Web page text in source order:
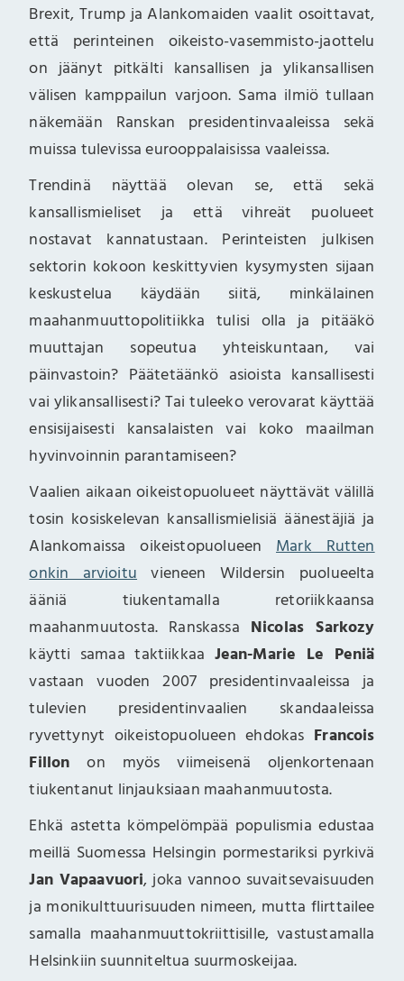
Brexit, Trump ja Alankomaiden vaalit osoittavat,
että perinteinen oikeisto-vasemmisto-jaottelu
on jäänyt pitkälti kansallisen ja ylikansallisen
välisen kamppailun varjoon. Sama ilmiö tullaan
näkemään Ranskan presidentinvaaleissa sekä
muissa tulevissa eurooppalaisissa vaaleissa.
Trendinä näyttää olevan se, että sekä
kansallismieliset ja että vihreät puolueet
nostavat kannatustaan. Perinteisten julkisen
sektorin kokoon keskittyvien kysymysten sijaan
keskustelua käydään siitä, minkälainen
maahanmuuttopolitiikka tulisi olla ja pitääkö
muuttajan sopeutua yhteiskuntaan, vai
päinvastoin? Päätetäänkö asioista kansallisesti
vai ylikansallisesti? Tai tuleeko verovarat käyttää
ensisijaisesti kansalaisten vai koko maailman
hyvinvoinnin parantamiseen?
Vaalien aikaan oikeistopuolueet näyttävät välillä
tosin kosiskelevan kansallismielisiä äänestäjiä ja
Alankomaissa oikeistopuolueenMark Rutten
onkin arvioitu vieneen Wildersin puolueelta
ääniä tiukentamalla retoriikkaansa
maahanmuutosta. Ranskassa Nicolas Sarkozy
käytti samaa taktiikkaa Jean-Marie Le Peniä
vastaan vuoden 2007 presidentinvaaleissa ja
tulevien presidentinvaalien skandaaleissa
ryvettynyt oikeistopuolueen ehdokas Francois
Fillon on myös viimeisenä oljenkortenaan
tiukentanut linjauksiaan maahanmuutosta.
Ehkä astetta kömpelömpää populismia edustaa
meillä Suomessa Helsingin pormestariksi pyrkivä
Jan Vapaavuori, joka vannoo suvaitsevaisuuden
ja monikulttuurisuuden nimeen, mutta flirttailee
samalla maahanmuuttokriittisille, vastustamalla
Helsinkiin suunniteltua suurmoskeijaa.